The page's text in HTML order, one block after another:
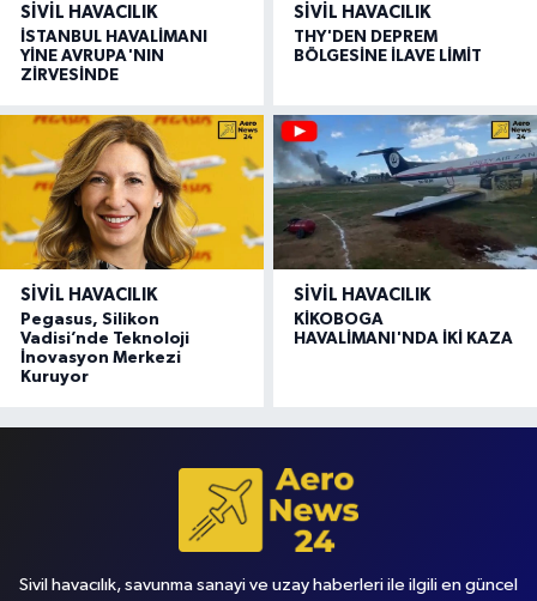
SIVIL HAVACILIK
İSTANBUL HAVALİMANI
YİNE AVRUPA'NIN
ZİRVESİNDE
SIVIL HAVACILIK
THY'DEN DEPREM
BÖLGESİNE İLAVE LİMİT
SIVIL HAVACILIK
Pegasus, Silikon
Vadisi’nde Teknoloji
İnovasyon Merkezi
Kuruyor
SIVIL HAVACILIK
KİKOBOGA
HAVALİMANI'NDA İKİ KAZA
Sivil havacılık, savunma sanayi ve uzay haberleri ile ilgili en güncel